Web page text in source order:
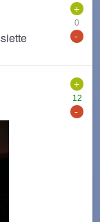
+
0
-
+
12
-